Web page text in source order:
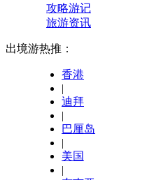
攻略游记
旅游资讯
出境游热推：
香港
|
迪拜
|
巴厘岛
|
美国
|